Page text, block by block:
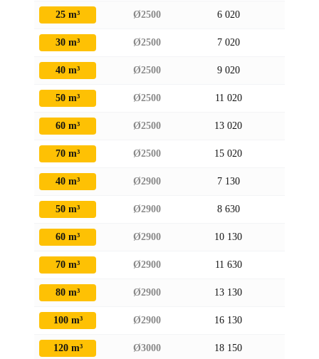
25 m³ Ø2500 6 020
30 m³ Ø2500 7 020
40 m³ Ø2500 9 020
50 m³ Ø2500 11 020
60 m³ Ø2500 13 020
70 m³ Ø2500 15 020
40 m³ Ø2900 7 130
50 m³ Ø2900 8 630
60 m³ Ø2900 10 130
70 m³ Ø2900 11 630
80 m³ Ø2900 13 130
100 m³ Ø2900 16 130
120 m³ Ø3000 18 150